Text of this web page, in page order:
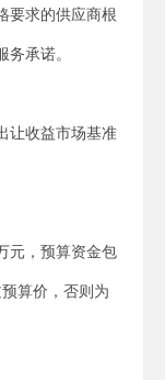
要求的供应商根
承诺。
让收益市场基准
元，预算资金包
算价，否则为